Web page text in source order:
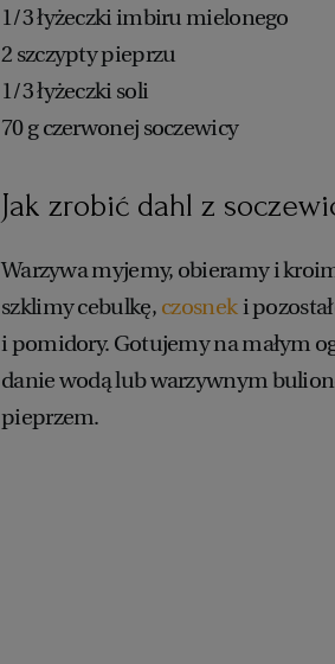
1/3 łyżeczki imbiru mielonego
2 szczypty pieprzu
1/3 łyżeczki soli
70 g czerwonej soczewicy
Jak zrobić dahl z
Warzywa myjemy, obieramy i
szklimy cebulkę, czosnek i
i pomidory. Gotujemy na małym
danie wodą lub warzywnym
pieprzem.